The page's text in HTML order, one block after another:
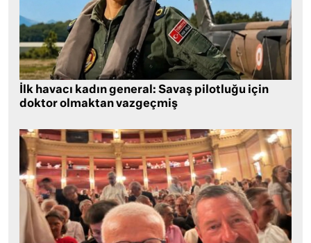
İlk havacı kadın general: Savaş pilotluğu için
doktor olmaktan vazgeçmiş